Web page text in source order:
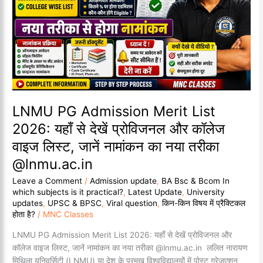
LNMU PG Admission Merit List
2026: यहाँ से देखें प्रोविजनल और कॉलेज
वाइज लिस्ट, जानें नामांकन का नया तरीका
@lnmu.ac.in
Leave a Comment /Admission update, BA Bsc & Bcom In
which subjects is it practical?, Latest Update, University
updates, UPSC & BPSC,Viral question,किन-किन विषय में प्रैक्टिकल
होता है? / MNC Classes
LNMU PG Admission Merit List 2026: यहाँ से देखें प्रोविजनल और
कॉलेज वाइज लिस्ट, जानें नामांकन का नया तरीका @lnmu.ac.in ललित नारायण
मिथिला यूनिवर्सिटी (LNMU) या देश के प्रमुख विश्वविद्यालयों में पोस्ट ग्रेजुएशन
2026:
यहाँ
देखें
प्रोविजनल
और
कॉलेज
वाइज
लिस्ट,
जानें
नामांकन
का
नया
तरीका
@lnmu.ac.in